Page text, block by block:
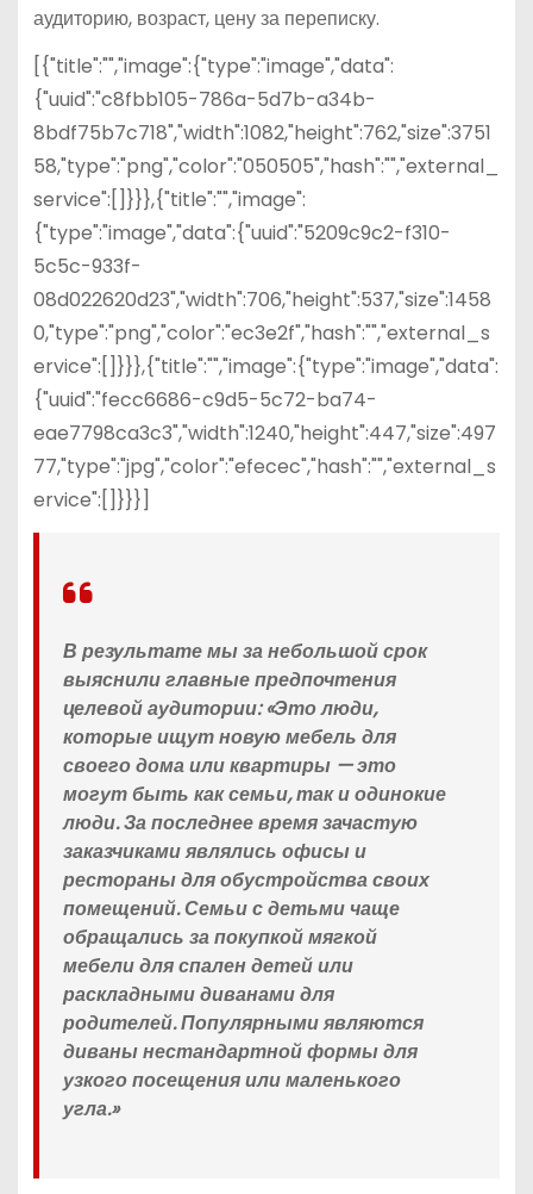
аудиторию, возраст, цену за переписку.
[{"title":"","image":{"type":"image","data":
{"uuid":"c8fbb105-786a-5d7b-a34b-
8bdf75b7c718","width":1082,"height":762,"size":3751
58,"type":"png","color":"050505","hash":"","external_
service":[]}}},{"title":"","image":
{"type":"image","data":{"uuid":"5209c9c2-f310-
5c5c-933f-
08d022620d23","width":706,"height":537,"size":1458
0,"type":"png","color":"ec3e2f","hash":"","external_s
ervice":[]}}},{"title":"","image":{"type":"image","data":
{"uuid":"fecc6686-c9d5-5c72-ba74-
eae7798ca3c3","width":1240,"height":447,"size":497
77,"type":"jpg","color":"efecec","hash":"","external_s
ervice":[]}}}]
В результате мы за небольшой срок
выяснили главные предпочтения
целевой аудитории: «Это люди,
которые ищут новую мебель для
своего дома или квартиры — это
могут быть как семьи, так и одинокие
люди. За последнее время зачастую
заказчиками являлись офисы и
рестораны для обустройства своих
помещений. Семьи с детьми чаще
обращались за покупкой мягкой
мебели для спален детей или
раскладными диванами для
родителей. Популярными являются
диваны нестандартной формы для
узкого посещения или маленького
угла.»